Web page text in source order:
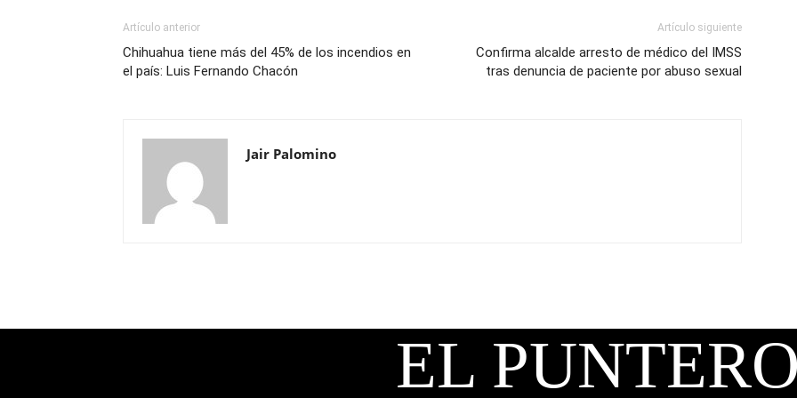
Artículo anterior
Chihuahua tiene más del 45% de los incendios en
el país: Luis Fernando Chacón
Artículo siguiente
Confirma alcalde arresto de médico del IMSS
tras denuncia de paciente por abuso sexual
Jair Palomino
EL